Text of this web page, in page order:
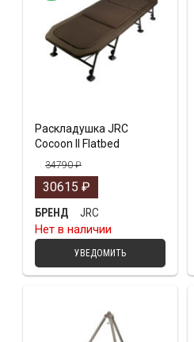
Раскладушка JRC
Cocoon II Flatbed
34790₽
30615 ₽
БРЕНД
JRC
Нет в наличии
УВЕДОМИТЬ